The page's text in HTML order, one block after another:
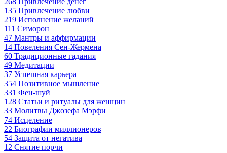
135 Привлечение любви
219 Исполнение желаний
111 Симорон
47 Мантры и аффирмации
14 Повеления Сен-Жермена
60 Традиционные гадания
49 Медитации
37 Успешная карьера
354 Позитивное мышление
331 Фен-шуй
128 Статьи и ритуалы для женщин
33 Молитвы Джозефа Мэрфи
74 Исцеление
22 Биографии миллионеров
54 Защита от негатива
12 Снятие порчи